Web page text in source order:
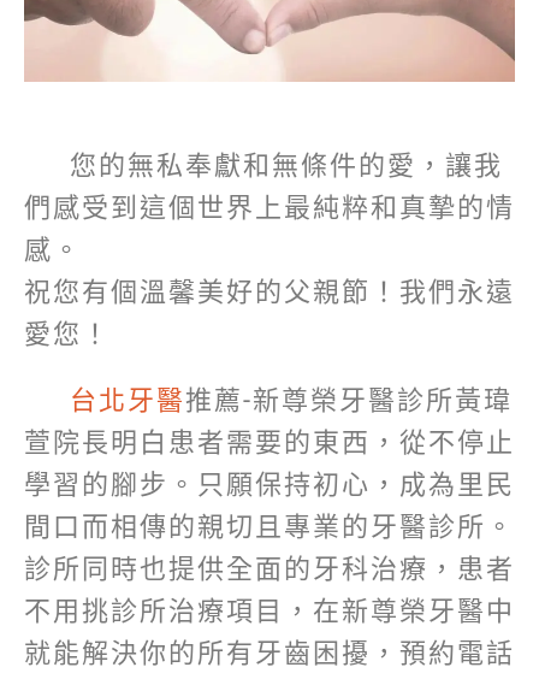
您的無私奉獻和無條件的愛，讓我
們感受到這個世界上最純粹和真摯的情
感。
祝您有個溫馨美好的父親節！我們永遠
愛您！
台北牙醫推薦-新尊榮牙醫診所黃瑋
萱院長明白患者需要的東西，從不停止
學習的腳步。只願保持初心，成為里民
間口而相傳的親切且專業的牙醫診所。
診所同時也提供全面的牙科治療，患者
不用挑診所治療項目，在新尊榮牙醫中
就能解決你的所有牙齒困擾，預約電話